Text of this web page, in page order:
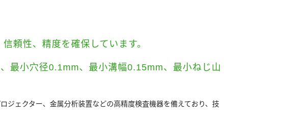
頼性、精度を確保しています。
最小穴径0.1mm、最小溝幅0.15mm、最小ねじ山
ェクター、金属分析装置などの高精度検査機器を備えており、技